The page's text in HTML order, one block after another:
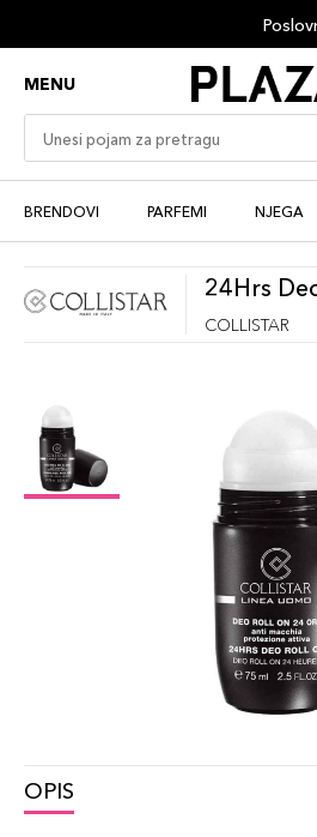
MENU
BRENDOVI PARFEMI NJEGA
24Hrs
COLLISTAR
OPIS